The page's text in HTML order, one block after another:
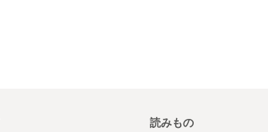
読みもの